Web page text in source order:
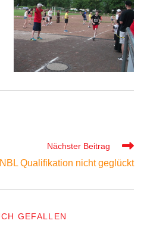
Nächster Beitrag
Qualifikation nicht geglückt
GEFALLEN